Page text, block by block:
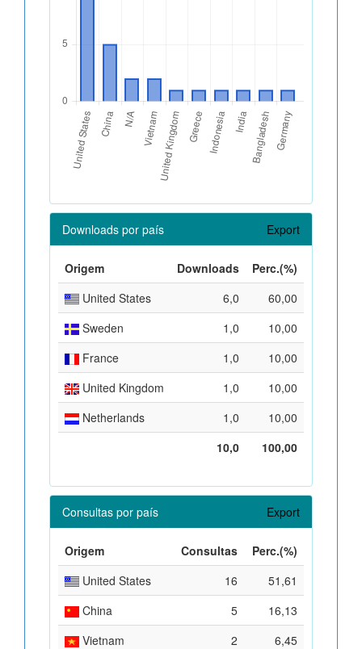
Downloads por país Export
Origem Downloads
Perc.(%)
United States
6,0
60,00
Sweden
1,0
10,00
France
1,0
10,00
United Kingdom
1,0
10,00
Netherlands
1,0
10,00
10,0
100,00
Consultas por país Export
Origem Consultas
Perc.(%)
United States
16
51,61
China
5
16,13
Vietnam
2
6,45